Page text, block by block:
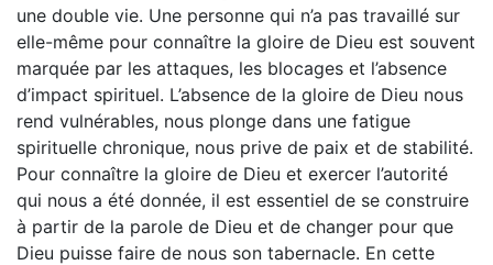
une double vie. Une personne qui n’a pas travaillé sur
elle-même pour connaître la gloire de Dieu est souvent
marquée par les attaques, les blocages et l’absence
d’impact spirituel. L’absence de la gloire de Dieu nous
rend vulnérables, nous plonge dans une fatigue
spirituelle chronique, nous prive de paix et de stabilité.
Pour connaître la gloire de Dieu et exercer l’autorité
qui nous a été donnée, il est essentiel de se construire
à partir de la parole de Dieu et de changer pour que
Dieu puisse faire de nous son tabernacle. En cette